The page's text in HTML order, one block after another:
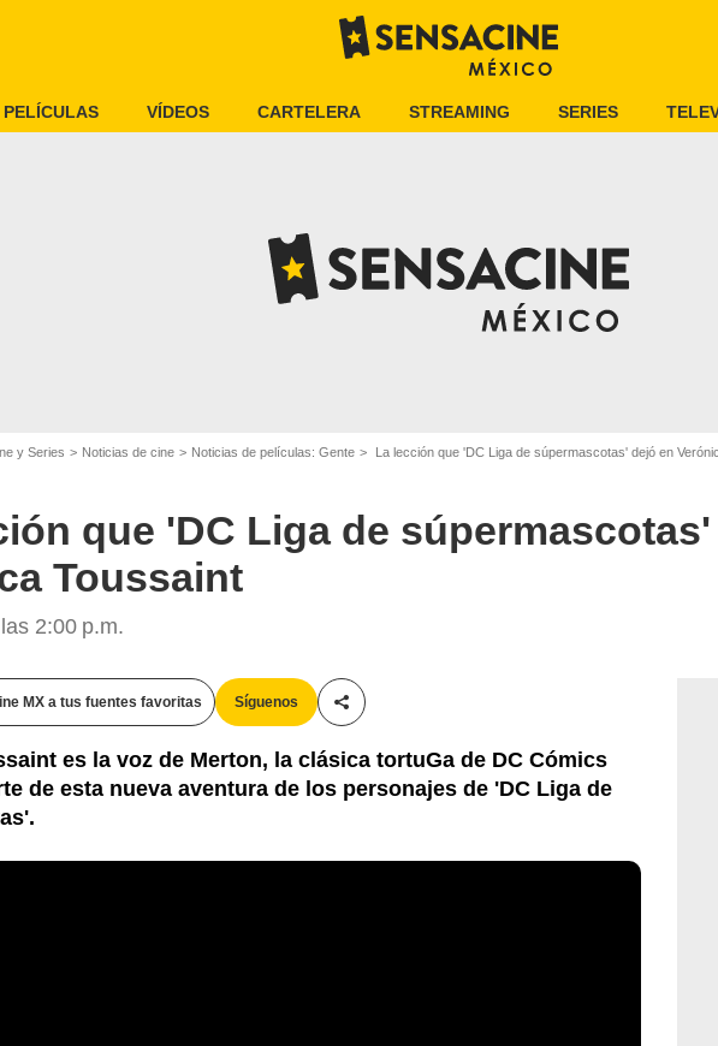
PELÍCULAS VÍDEOS CARTELERA STREAMING SERIES
y Series Noticias de cine Noticias de películas: Gente La lección que 'DC Liga de súpermascotas' dejó en
que 'DC Liga de
Toussaint
2:00 p.m.
MX a tus fuentes favoritas Síguenos
Compartir esta noticia
es la voz de Merton, la clásica tortuGa de DC Cómics
de esta nueva aventura de los personajes de 'DC Liga de